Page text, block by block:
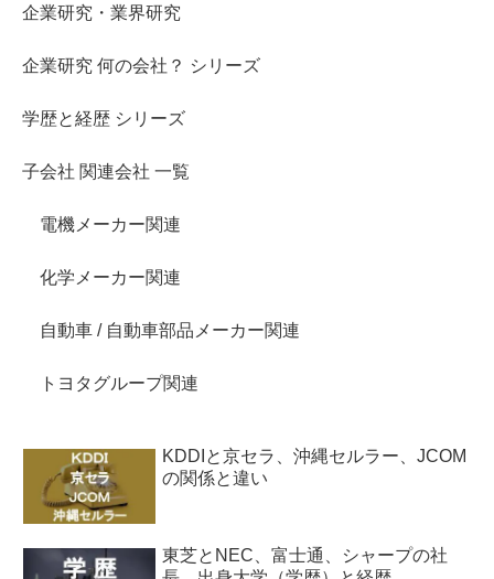
企業研究・業界研究
企業研究 何の会社？ シリーズ
学歴と経歴 シリーズ
子会社 関連会社 一覧
電機メーカー関連
化学メーカー関連
自動車 / 自動車部品メーカー関連
トヨタグループ関連
KDDIと京セラ、沖縄セルラー、JCOM
の関係と違い
東芝とNEC、富士通、シャープの社